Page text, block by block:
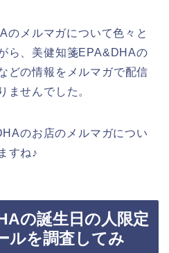
のメルマガについて色々と
ら、美健知箋EPA&DHAの
どの情報をメルマガで配信
ませんでした。
のお店のメルマガについ
すね♪
の誕生日の人限定
ルを調査してみ